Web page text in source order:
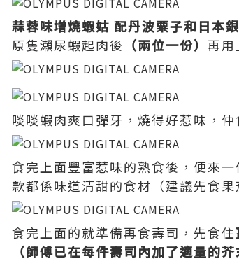
蒜蓉味增燒蝦姑 配丹波粟子和日本
原隻瀨尿蝦起肉後 （兩位一份） 再用
啖啖蝦肉爽口彈牙，燒得好惹味，
食完上面豐富惹味的熟食後，便來一
款都係味道清甜的食材（建議先食
食完上面的就準備再食壽司，先食住
（師傅已在每件壽司內加了適量的